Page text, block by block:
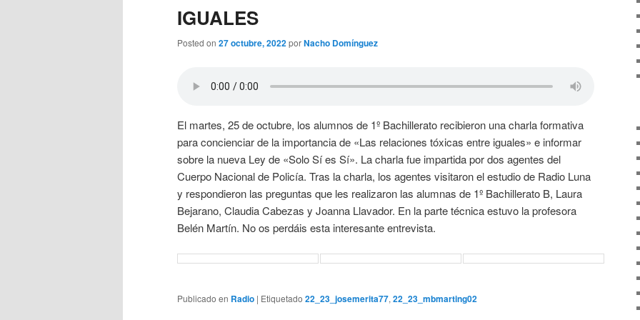
IGUALES
Posted on 27 octubre, 2022porNacho Domínguez
El martes, 25 de octubre, los alumnos de 1º Bachillerato recibieron una charla formativa
para concienciar de la importancia de «Las relaciones tóxicas entre iguales» e informar
sobre la nueva Ley de «Solo Sí es Sí». La charla fue impartida por dos agentes del
Cuerpo Nacional de Policía. Tras la charla, los agentes visitaron el estudio de Radio Luna
y respondieron las preguntas que les realizaron las alumnas de 1º Bachillerato B, Laura
Bejarano, Claudia Cabezas y Joanna Llavador. En la parte técnica estuvo la profesora
Belén Martín. No os perdáis esta interesante entrevista.
Publicado en Radio | Etiquetado 22_23_josemerita77,22_23_mbmarting02